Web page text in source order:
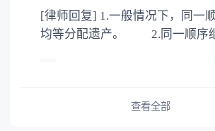
公证。
[律师回复] 1.一般情况下，同一顺序的各继承人
均等分配遗产。 2.同一顺序继承人继承遗产
或者与被继承人共同生活的继承
查看全部